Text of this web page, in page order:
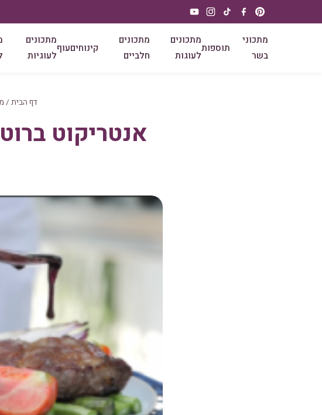
מתכוני
בשר
תוספות
מתכונים
לעוגות
מתכונים
חלביים
קינוחיםעוף
מתכונים
לעוגיות
דף הבית /
אנטריקוט